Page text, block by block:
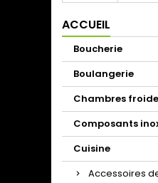
ACCUEIL
Boucherie
Boulangerie
Chambres
Composants
Cuisine
Accessoires